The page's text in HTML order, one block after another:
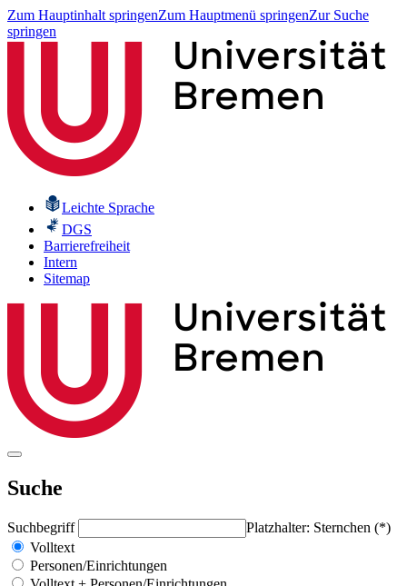
Zum Hauptinhalt springenZum Hauptmenü springenZur Suche
springen
Leichte Sprache
DGS
Barrierefreiheit
Intern
Sitemap
Suche
Suchbegriff
Platzhalter: Sternchen (*)
Volltext
Personen/Einrichtungen